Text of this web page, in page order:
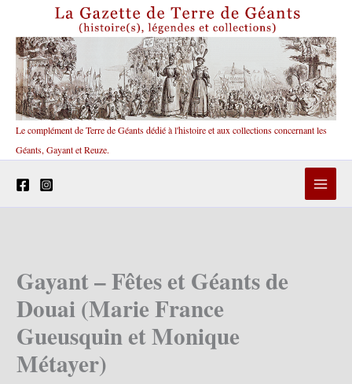
contenu
Le complément de Terre de Géants dédié à l'histoire et aux collections concernant les
Géants, Gayant et Reuze.
Gayant – Fêtes et Géants de
Douai (Marie France
Gueusquin et Monique
Métayer)